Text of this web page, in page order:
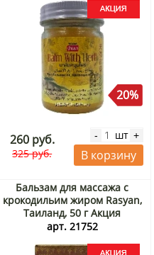
20%
260 руб.
325 руб.
- шт +
В корзину
Бальзам для массажа с
крокодильим жиром Rasyan,
Таиланд, 50 г Акция
арт. 21752